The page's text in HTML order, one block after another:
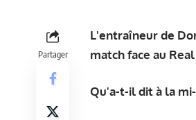
Partager
L'entraîneur de
match face au Real
Qu'a-t-il dit à la